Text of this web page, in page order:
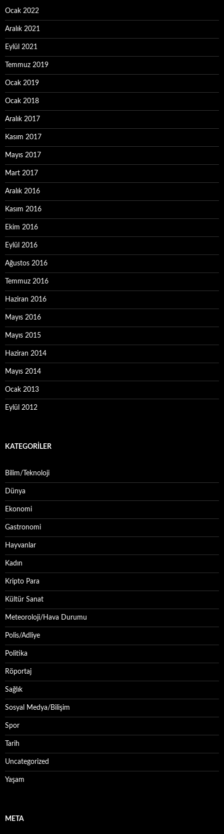
Ocak 2022
Aralık 2021
Eylül 2021
Temmuz 2019
Ocak 2019
Ocak 2018
Aralık 2017
Kasım 2017
Mayıs 2017
Mart 2017
Aralık 2016
Kasım 2016
Ekim 2016
Eylül 2016
Ağustos 2016
Temmuz 2016
Haziran 2016
Mayıs 2016
Mayıs 2015
Haziran 2014
Mayıs 2014
Ocak 2013
Eylül 2012
KATEGORILER
Bilim/Teknoloji
Dünya
Ekonomi
Gastronomi
Hayvanlar
Kadın
Kripto Para
Kültür Sanat
Meteoroloji/Hava Durumu
Polis/Adliye
Politika
Röportaj
Sağlık
Sosyal Medya/Bilişim
Spor
Tarih
Uncategorized
Yaşam
META